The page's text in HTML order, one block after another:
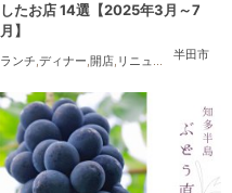
東浦町, 半田市, 美浜町
季節ネタ 半田市
したお店 14選【2025年3月～7
月】
ランチ ディナー 開店 リニューアル ,まとめ